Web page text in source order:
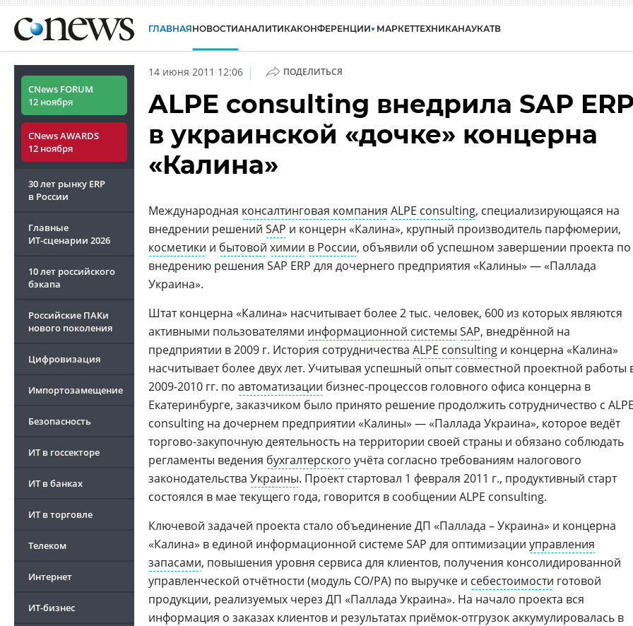
ГЛАВНАЯНОВОСТИАНАЛИТИКАКОНФЕРЕНЦИИ МАРКЕТТЕХНИКАНАУКАТВ
CNews FORUM
12 ноября
CNews AWARDS
12 ноября
30 лет рынку ERP
в России
Главные
ИТ-сценарии 2026
10 лет российского
бэкапа
Российские ПАКи
нового поколения
Цифровизация
Импортозамещение
Безопасность
ИТ в госсекторе
ИТ в банках
ИТ в торговле
Телеком
Интернет
ИТ-бизнес
14 июня 2011 12:06 | ПОДЕЛИТЬСЯ
ALPE consulting внедрила SAP
в украинской «дочке» концерна
«Калина»
Международная консалтинговая компания ALPE consulting, специализирующаяся на
внедрении решений SAP и концерн «Калина», крупный производитель парфюмерии,
косметики и бытовой химии в России, объявили об успешном завершении проекта по
внедрению решения SAP ERP для дочернего предприятия «Калины» — «Паллада
Украина».
Штат концерна «Калина» насчитывает более 2 тыс. человек, 600 из которых являются
активными пользователями информационной системы SAP, внедрённой на
предприятии в 2009 г. История сотрудничества ALPE consulting и концерна «Калина»
насчитывает более двух лет. Учитывая успешный опыт совместной проектной работы
2009-2010 гг. по автоматизации бизнес-процессов головного офиса концерна в
Екатеринбурге, заказчиком было принято решение продолжить сотрудничество с
consulting на дочернем предприятии «Калины» — «Паллада Украина», которое ведёт
торгово-закупочную деятельность на территории своей страны и обязано соблюдать
регламенты ведения бухгалтерского учёта согласно требованиям налогового
законодательства Украины. Проект стартовал 1 февраля 2011 г., продуктивный старт
состоялся в мае текущего года, говорится в сообщении ALPE consulting.
Ключевой задачей проекта стало объединение ДП «Паллада – Украина» и концерна
«Калина» в единой информационной системе SAP для оптимизации управления
запасами, повышения уровня сервиса для клиентов, получения консолидированной
управленческой отчётности (модуль CO/PA) по выручке и себестоимости готовой
продукции, реализуемых через ДП «Паллада Украина». На начало проекта вся
информация о заказах клиентов и результатах приёмок-отгрузок аккумулировалась в